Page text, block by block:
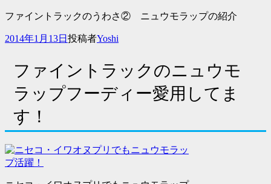
ファイントラックのうわさ② ニュウモラップの紹介
投
2014年1月13日 投稿者Yoshi
ファイントラックのニュウモ
ラップフーディー愛用してま
す！